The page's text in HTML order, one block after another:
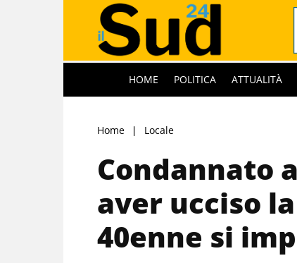
HOME POLITICA ATTUALITÀ
Home Locale
Condannato
aver ucciso
40enne si